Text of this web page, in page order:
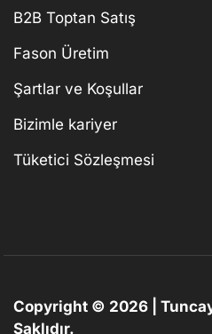
B2B Toptan Satış
Fason Üretim
Şartlar ve Koşullar
Bizimle kariyer
Tüketici Sözleşmesi
Copyright © 2026 |
Saklıdır.